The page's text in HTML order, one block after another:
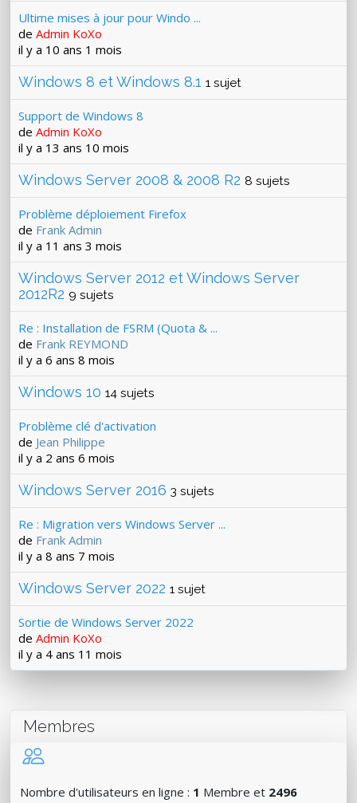
Ultime mises à jour pour Windo ...
de Admin KoXo
il y a 10 ans 1 mois
Windows 8 et Windows 8.1 1 sujet
Support de Windows 8
de Admin KoXo
il y a 13 ans 10 mois
Windows Server 2008 & 2008 R2 8 sujets
Problème déploiement Firefox
de Frank Admin
il y a 11 ans 3 mois
Windows Server 2012 et Windows Server
2012R2 9 sujets
Re : Installation de FSRM (Quota & ...
de Frank REYMOND
il y a 6 ans 8 mois
Windows 10 14 sujets
Problème clé d'activation
de Jean Philippe
il y a 2 ans 6 mois
Windows Server 2016 3 sujets
Re : Migration vers Windows Server ...
de Frank Admin
il y a 8 ans 7 mois
Windows Server 2022 1 sujet
Sortie de Windows Server 2022
de Admin KoXo
il y a 4 ans 11 mois
Membres
Nombre d'utilisateurs en ligne : 1 Membre et 2496